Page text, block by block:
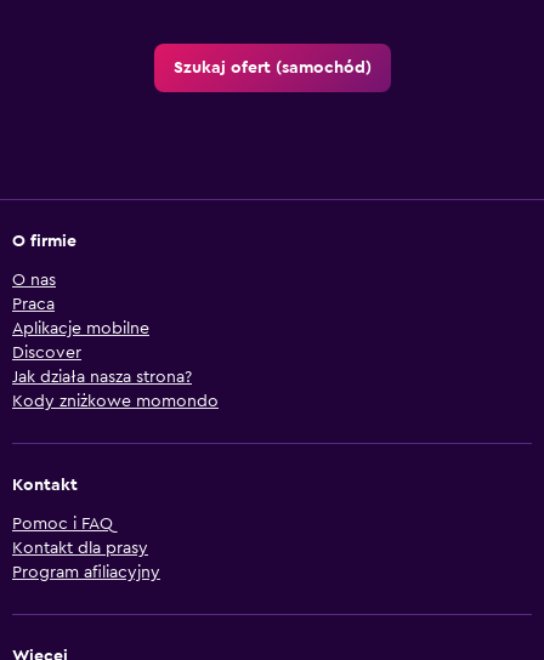
Szukaj ofert (samochód)
O firmie
O nas
Praca
Aplikacje mobilne
Discover
Jak działa nasza strona?
Kody zniżkowe momondo
Kontakt
Pomoc i FAQ
Kontakt dla prasy
Program afiliacyjny